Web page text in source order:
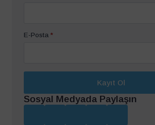
E-Posta *
Kayıt Ol
Sosyal Medyada Paylaşın